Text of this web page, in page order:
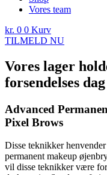
Vores team
kr. 0 0 Kurv
TILMELD NU
Vores lager
forsendelses
Advanced
Pixel Brows
Disse teknikker
permanent makeup
vil disse teknikker være